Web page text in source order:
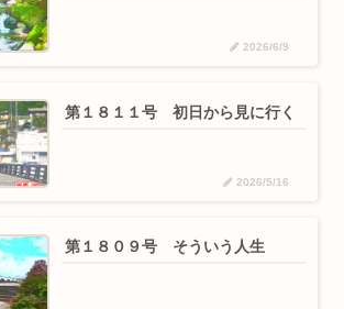
2026/6/9
第１８１１号 初日から見に行く
2026/5/16
第１８０９号 そういう人生